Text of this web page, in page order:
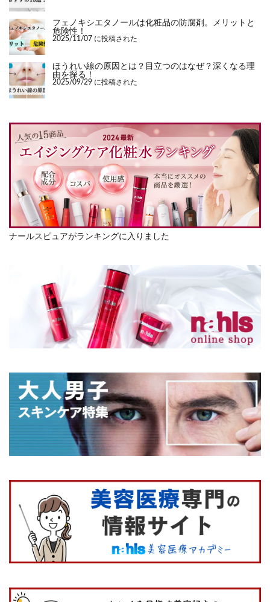
フェノキシエタノールは化粧品の防腐剤。メリットと
危険性！
2025/11/07 に投稿された
ほうれい線の原因とは？目立つのはなぜ？深くなる理
由を探る！
2025/09/29 に投稿された
ナールスピュアがランキングに入りました